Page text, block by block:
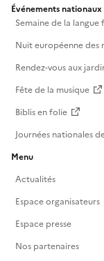
Événements nationaux
Semaine de la
Nuit européenne des
Rendez-vous aux
Fête de la musique
Biblis en folie
Journées nationales
Menu
Actualités
Espace organisateurs
Espace presse
Nos partenaires